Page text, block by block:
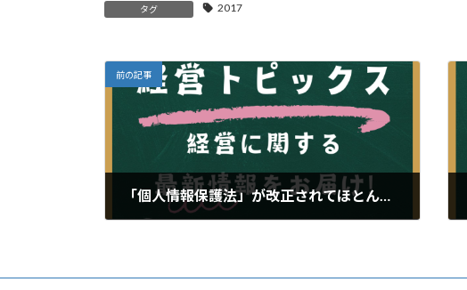
タグ 2017
前の記事
「個人情報保護法」が改正されてほとんどの事業者が対象になりました